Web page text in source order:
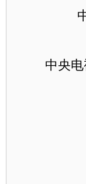
中
中央电视